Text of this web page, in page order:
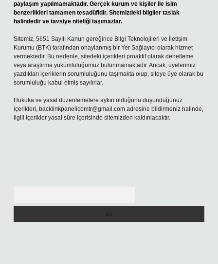
paylaşım yapılmamaktadır. Gerçek kurum ve kişiler ile isim
benzerlikleri tamamen tesadüfidir. Sitemizdeki bilgiler taslak
halindedir ve tavsiye niteliği taşımazlar.
Sitemiz, 5651 Sayılı Kanun gereğince Bilgi Teknolojileri ve İletişim
Kurumu (BTK) tarafından onaylanmış bir Yer Sağlayıcı olarak hizmet
vermektedir. Bu nedenle, sitedeki içerikleri proaktif olarak denetleme
veya araştırma yükümlülüğümüz bulunmamaktadır. Ancak, üyelerimiz
yazdıkları içeriklerin sorumluluğunu taşımakta olup, siteye üye olarak bu
sorumluluğu kabul etmiş sayılırlar.
Hukuka ve yasal düzenlemelere aykırı olduğunu düşündüğünüz
içerikleri, backlinkpanelicomtr@gmail.com adresine bildirmeniz halinde,
ilgili içerikler yasal süre içerisinde sitemizden kaldırılacaktır.